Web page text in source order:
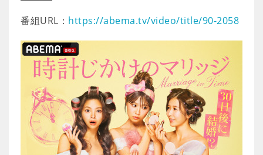
番組URL： https://abema.tv/video/title/90-2058